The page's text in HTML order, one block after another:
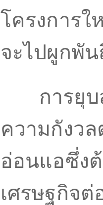
โครงการใ
จะไปผูกพั
การยุบส
ความกังว
อ่อนแอซึ่ง
เศรษฐกิจ